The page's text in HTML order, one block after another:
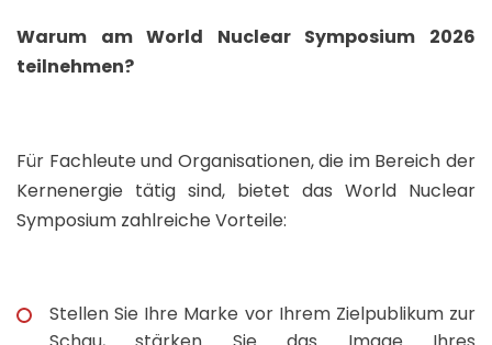
Warum am World Nuclear Symposium 2026
teilnehmen?
Für Fachleute und Organisationen, die im Bereich der
Kernenergie tätig sind, bietet das World Nuclear
Symposium zahlreiche Vorteile:
Stellen Sie Ihre Marke vor Ihrem Zielpublikum zur